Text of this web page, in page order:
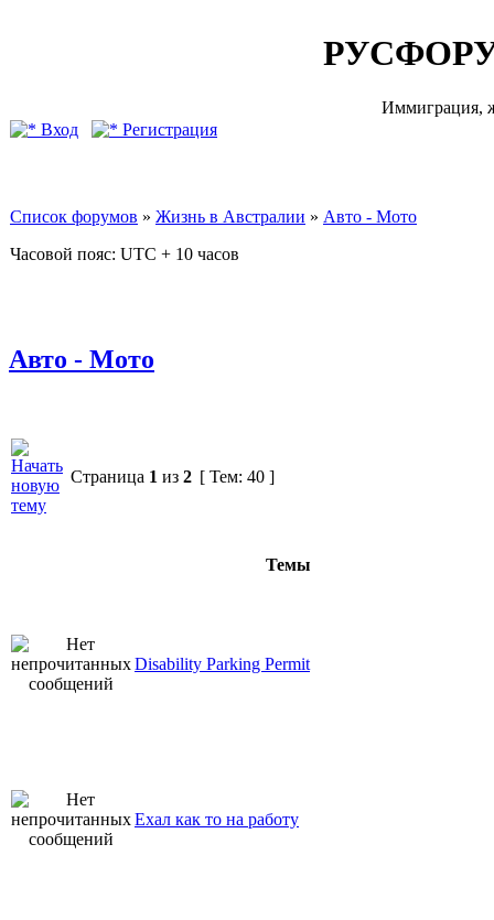
Иммиграция,
Вход
Регистрация
Список форумов » Жизнь в Австралии » Авто - Мото
Часовой пояс: UTC + 10 часов
Авто - Мото
Страница 1 из 2 [ Тем: 40 ]
Темы
Disability Parking Permit
Ехал как то на работу